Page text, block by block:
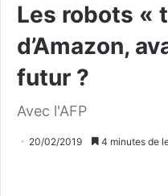
Les robots «
d’Amazon,
futur ?
Avec l'AFP
20/02/2019 4 minutes de